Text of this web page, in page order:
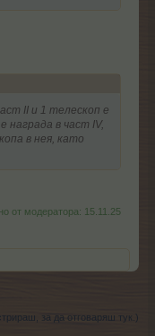
II и 1 телескоп е
награда в част IV,
в нея, като
от модератора: 15.11.25
за да отговаряш тук.)